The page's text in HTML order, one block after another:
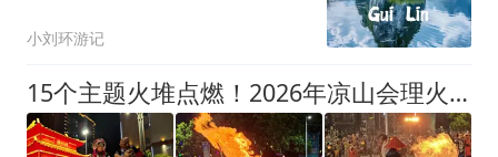
小刘环游记
15个主题火堆点燃！2026年凉山会理火把节启幕，众人围着火堆踏歌起舞